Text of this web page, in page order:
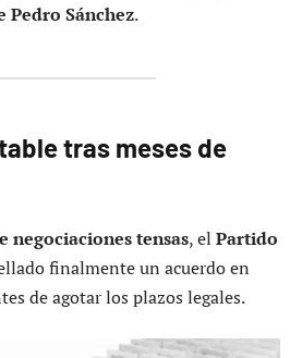
Pedro Sánchez.
tras meses de
negociaciones tensas, el Partido
finalmente un acuerdo en
de agotar los plazos legales.